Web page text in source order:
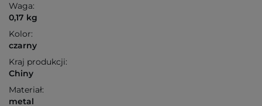
Waga:
0,17 kg
Kolor:
czarny
Kraj produkcji:
Chiny
Materiał:
metal